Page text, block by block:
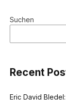
Suchen
Recent
Eric David